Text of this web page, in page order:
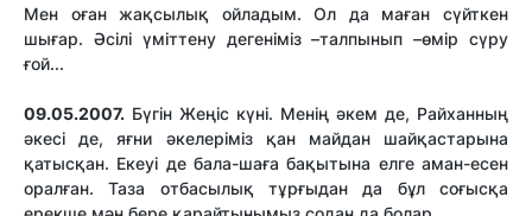
Мен оған жақсылық ойладым. Ол да маған сүйткен
шығар. Әсілі үміттену дегеніміз –талпынып –өмір сүру
ғой...
09.05.2007. Бүгін Жеңіс күні. Менің әкем де, Райханның
әкесі де, яғни әкелеріміз қан майдан шайқастарына
қатысқан. Екеуі де бала-шаға бақытына елге аман-есен
оралған. Таза отбасылық тұрғыдан да бұл соғысқа